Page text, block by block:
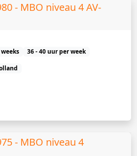
- MBO niveau 4 AV-
weeks
36 - 40 uur per week
- MBO niveau 4